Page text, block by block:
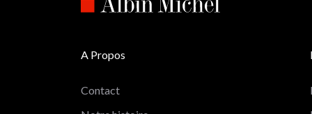
A Propos
Contact